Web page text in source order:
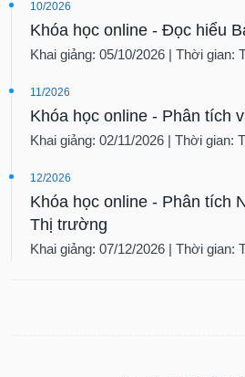
10/2026
Khóa học online - Đọc hiểu
Khai giảng: 05/10/2026 | Thời gian:
11/2026
Khóa học online - Phân tích
Khai giảng: 02/11/2026 | Thời gian:
12/2026
Khóa học online - Phân tích
Thị trường
Khai giảng: 07/12/2026 | Thời gian: